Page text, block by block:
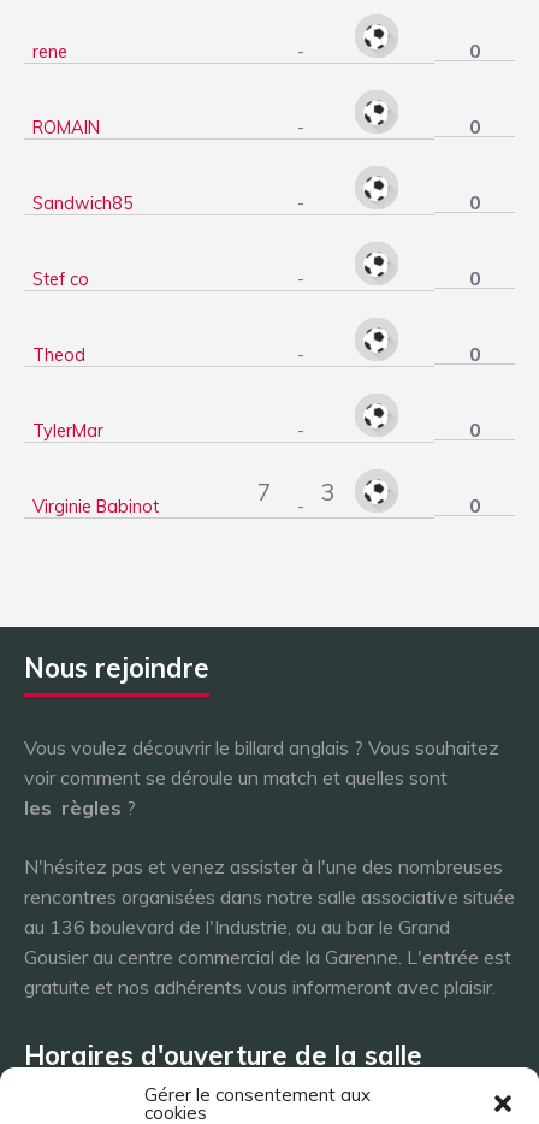
Gérer le consentement aux
cookies
rene - 0
ROMAIN - 0
Sandwich85 - 0
Stef co - 0
Theod - 0
TylerMar - 0
Virginie Babinot 7 - 3 0
Nous rejoindre
Vous voulez découvrir le billard anglais ? Vous souhaitez
voir comment se déroule un match et quelles sont
les règles ?
N'hésitez pas et venez assister à l'une des nombreuses
rencontres organisées dans notre salle associative située
au 136 boulevard de l'Industrie, ou au bar le Grand
Gousier au centre commercial de la Garenne. L'entrée est
gratuite et nos adhérents vous informeront avec plaisir.
Horaires d'ouverture de la salle